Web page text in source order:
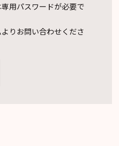
用パスワードが必要で
りお問い合わせくださ